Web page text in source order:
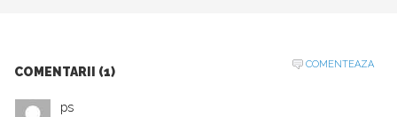
COMENTARII (1)
COMENTEAZA
ps